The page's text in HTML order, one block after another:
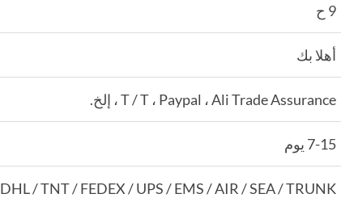
9 ح
أهلا بك
T / T ، Paypal ، Ali Trade Assurance ، إلخ.
7-15 يوم
DHL / TNT / FEDEX / UPS / EMS / AIR / SEA / TRUNK